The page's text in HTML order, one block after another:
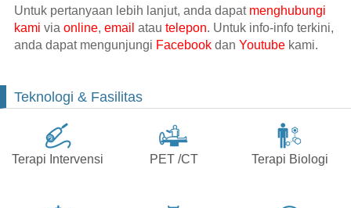
Untuk pertanyaan lebih lanjut, anda dapat menghubungi
kami via online, email atau telepon. Untuk info-info terkini,
anda dapat mengunjungi Facebookdan Youtubekami.
Teknologi & Fasilitas
Terapi Intervensi PET /CT Terapi Biologi